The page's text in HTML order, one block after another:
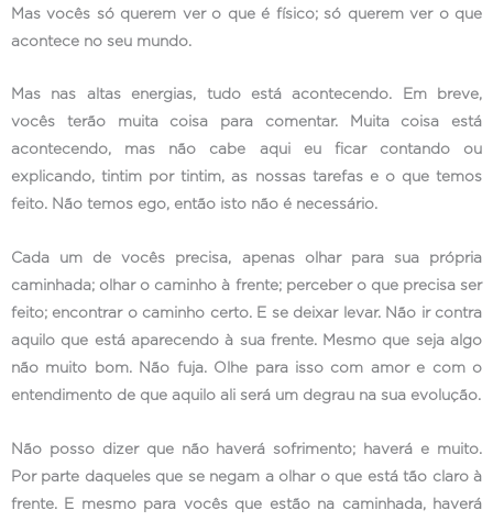
Mas vocês só querem ver o que é físico; só querem ver o que
acontece no seu mundo.
Mas nas altas energias, tudo está acontecendo. Em breve,
vocês terão muita coisa para comentar. Muita coisa está
acontecendo, mas não cabe aqui eu ficar contando ou
explicando, tintim por tintim, as nossas tarefas e o que temos
feito. Não temos ego, então isto não é necessário.
Cada um de vocês precisa, apenas olhar para sua própria
caminhada; olhar o caminho à frente; perceber o que precisa ser
feito; encontrar o caminho certo. E se deixar levar. Não ir contra
aquilo que está aparecendo à sua frente. Mesmo que seja algo
não muito bom. Não fuja. Olhe para isso com amor e com o
entendimento de que aquilo ali será um degrau na sua evolução.
Não posso dizer que não haverá sofrimento; haverá e muito.
Por parte daqueles que se negam a olhar o que está tão claro à
frente. E mesmo para vocês que estão na caminhada, haverá